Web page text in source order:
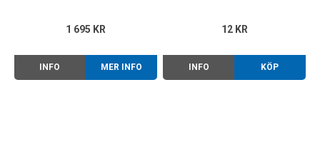
1 695 KR
INFO MER INFO
12 KR
INFO KÖP